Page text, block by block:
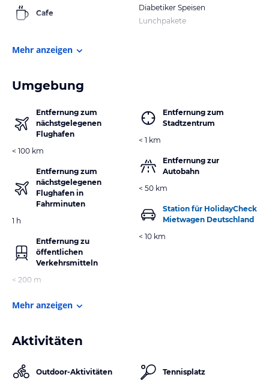
Cafe
Diabetiker Speisen
Lunchpakete
Mehr anzeigen
Umgebung
Entfernung zum
nächstgelegenen
Flughafen
< 100 km
Entfernung zum
nächstgelegenen
Flughafen in
Fahrminuten
1 h
Entfernung zu
öffentlichen
Verkehrsmitteln
< 200 m
Entfernung zum
Stadtzentrum
< 1 km
Entfernung zur
Autobahn
< 50 km
Station für HolidayCheck
Mietwagen Deutschland
< 10 km
Mehr anzeigen
Aktivitäten
Outdoor-Aktivitäten Tennisplatz